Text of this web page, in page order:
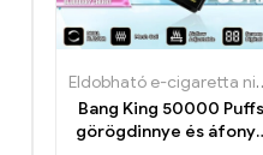
Eldobható
Bang King 50000 Puffs
görögdinnye és áfonya